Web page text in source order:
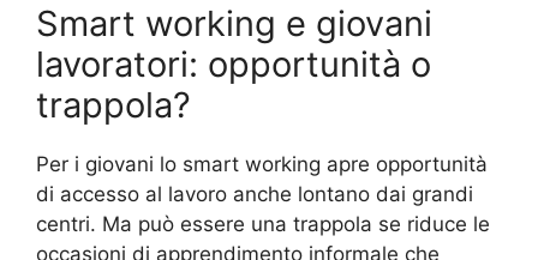
Smart working e giovani
lavoratori: opportunità o
trappola?
Per i giovani lo smart working apre opportunità
di accesso al lavoro anche lontano dai grandi
centri. Ma può essere una trappola se riduce le
occasioni di apprendimento informale che